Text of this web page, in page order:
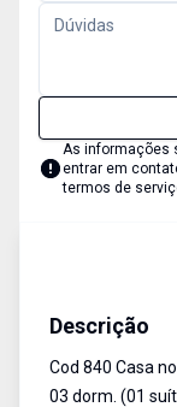
As informações
entrar em
termos de
Descrição
Cod 840 Casa
03 dorm. (01